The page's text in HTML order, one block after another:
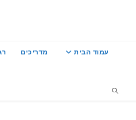
עמוד הבית מדריכים